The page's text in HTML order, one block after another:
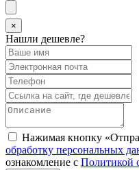
×
Нашли дешевле?
Нажимая кнопку
обработку персональных
ознакомление с Политикой